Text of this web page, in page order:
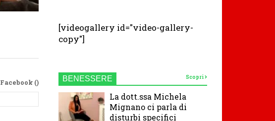
Facebook ()
[videogallery id="video-gallery-
copy"]
BENESSERE Scopri
La dott.ssa Michela
Mignano ci parla di
disturbi specifici